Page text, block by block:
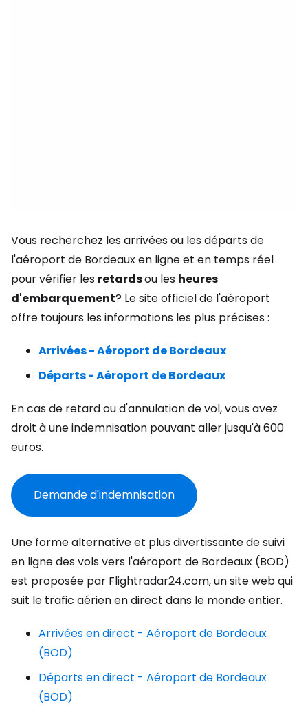
Vous recherchez les arrivées ou les départs de
l'aéroport de Bordeaux en ligne et en temps réel
pour vérifier les retardsou les heures
d'embarquement? Le site officiel de l'aéroport
offre toujours les informations les plus précises :
Arrivées - Aéroport de Bordeaux
Départs - Aéroport de Bordeaux
En cas de retard ou d'annulation de vol, vous avez
droit à une indemnisation pouvant aller jusqu'à 600
euros.
Demande d'indemnisation
Une forme alternative et plus divertissante de suivi
en ligne des vols vers l'aéroport de Bordeaux (BOD)
est proposée par Flightradar24.com, un site web qui
suit le trafic aérien en direct dans le monde entier.
Arrivées en direct - Aéroport de Bordeaux
(BOD)
Départs en direct - Aéroport de Bordeaux
(BOD)